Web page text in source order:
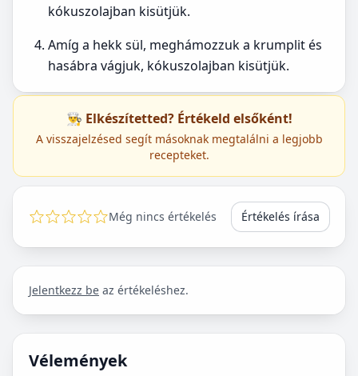
kókuszolajban kisütjük.
Amíg a hekk sül, meghámozzuk a krumplit és
hasábra vágjuk, kókuszolajban kisütjük.
👨‍🍳 Elkészítetted? Értékeld elsőként!
A visszajelzésed segít másoknak megtalálni a legjobb
recepteket.
Még nincs értékelés Értékelés írása
Jelentkezz be az értékeléshez.
Vélemények